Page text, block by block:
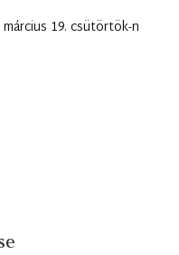
március 19. csütörtök-n